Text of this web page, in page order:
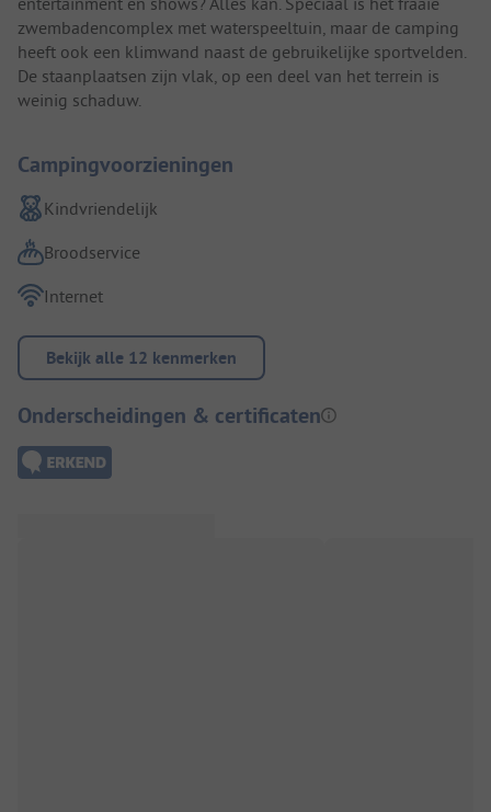
zwembadencomplex met waterspeeltuin, maar de camping
heeft ook een klimwand naast de gebruikelijke sportvelden.
De staanplaatsen zijn vlak, op een deel van het terrein is
weinig schaduw.
Campingvoorzieningen
Kindvriendelijk
Broodservice
Internet
Bekijk alle 12 kenmerken
Onderscheidingen & certificaten